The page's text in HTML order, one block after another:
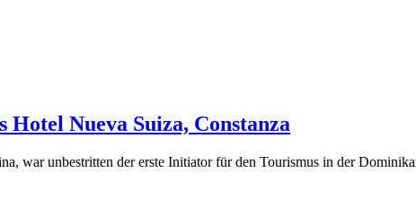
Nueva Suiza, Constanza
war unbestritten der erste Initiator für den Tourismus in der